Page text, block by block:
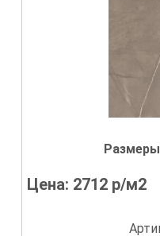
Цена: 2712 р/м2